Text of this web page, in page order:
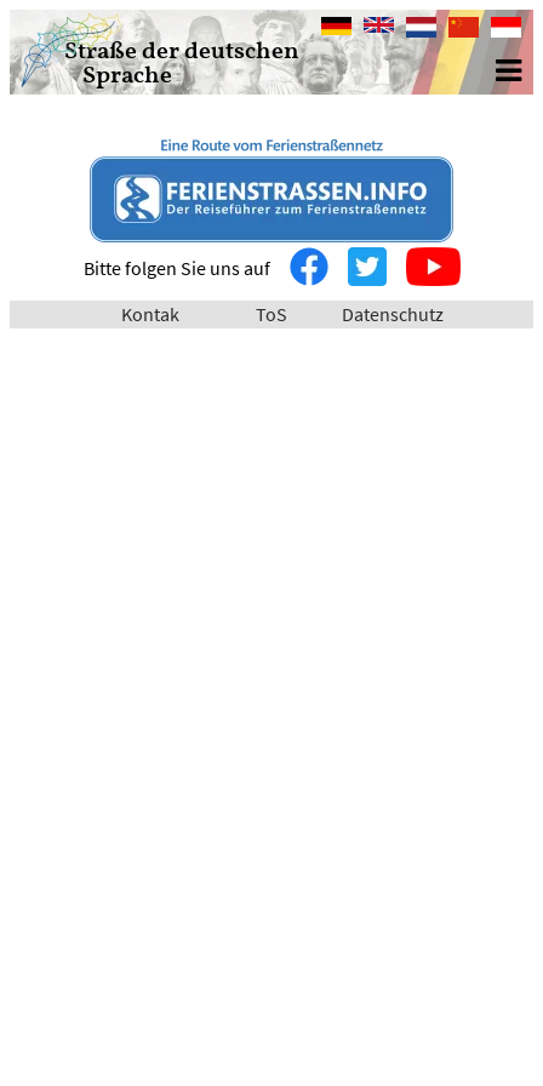
Straße der deutschen
Sprache
DeutschEnglishNederlands
中
Bahasa
Bitte folgen Sie uns auf
Kontak
ToS Datenschutz